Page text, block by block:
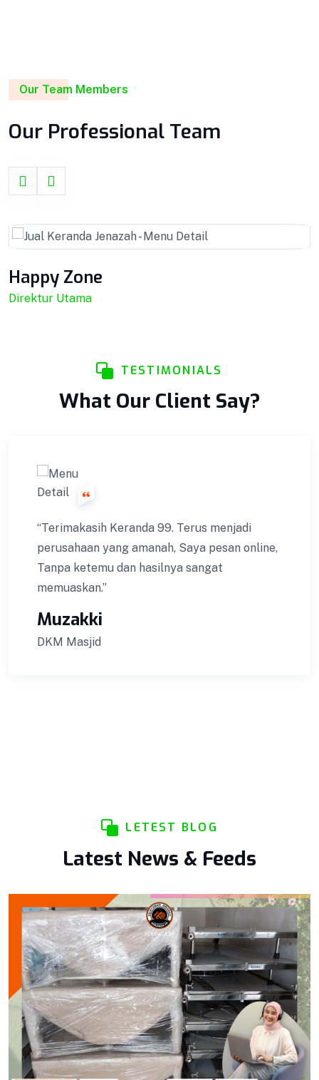
Our Team Members
Our Professional Team
Happy Zone
Direktur Utama
TESTIMONIALS
What Our Client Say?
“Terimakasih Keranda 99. Terus menjadi
perusahaan yang amanah, Saya pesan online,
Tanpa ketemu dan hasilnya sangat
memuaskan.”
Muzakki
DKM Masjid
LETEST BLOG
Latest News & Feeds